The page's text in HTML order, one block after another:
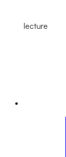
lecture